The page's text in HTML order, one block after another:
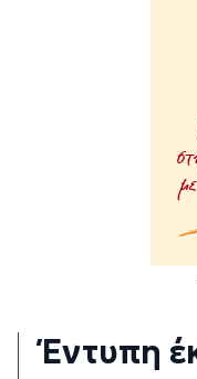
Έντυπη